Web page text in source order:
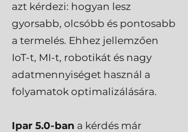
azt kérdezi: hogyan lesz
gyorsabb, olcsóbb és pontosabb
a termelés. Ehhez jellemzően
IoT-t, MI-t, robotikát és nagy
adatmennyiséget használ a
folyamatok optimalizálására.
Ipar 5.0-ban a kérdés már